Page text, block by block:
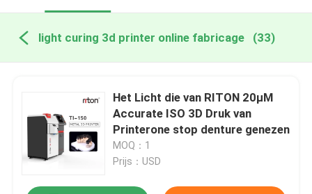
light curing 3d printer online fabricage (33)
Het Licht die van RITON 20μM
Accurate ISO 3D Druk van
Printerone stop denture genezen
MOQ：1
Prijs：USD